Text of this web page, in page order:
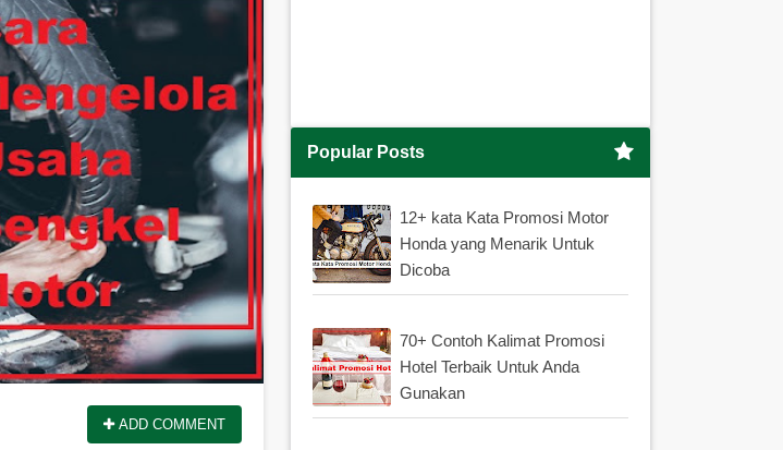
ADD COMMENT
Popular Posts
12+ kata Kata Promosi Motor
Honda yang Menarik Untuk
Dicoba
70+ Contoh Kalimat Promosi
Hotel Terbaik Untuk Anda
Gunakan